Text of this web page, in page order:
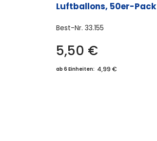
Luftballons, 50er-Pack
Best-Nr.33.155
5,50 €
ab 6 Einheiten: 4,99 €